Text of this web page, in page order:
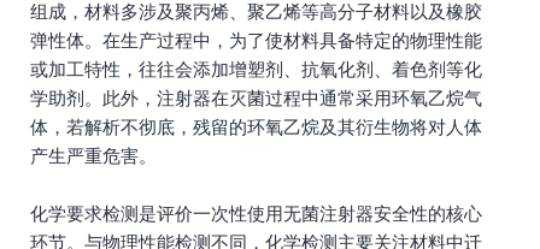
组成，材料多涉及聚丙烯、聚乙烯等高分子材料以及橡胶
弹性体。在生产过程中，为了使材料具备特定的物理性能
或加工特性，往往会添加增塑剂、抗氧化剂、着色剂等化
学助剂。此外，注射器在灭菌过程中通常采用环氧乙烷气
体，若解析不彻底，残留的环氧乙烷及其衍生物将对人体
产生严重危害。
化学要求检测是评价一次性使用无菌注射器安全性的核心
环节。与物理性能检测不同，化学检测主要关注材料中迁